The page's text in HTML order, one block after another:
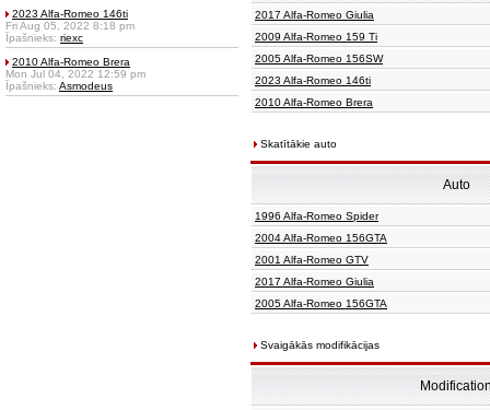
2023 Alfa-Romeo 146ti
Fri Aug 05, 2022 8:18 pm
Īpašnieks: riexc
2010 Alfa-Romeo Brera
Mon Jul 04, 2022 12:59 pm
Īpašnieks: Asmodeus
2017 Alfa-Romeo Giulia
2009 Alfa-Romeo 159 Ti
2005 Alfa-Romeo 156SW
2023 Alfa-Romeo 146ti
2010 Alfa-Romeo Brera
Skatītākie auto
Auto
1996 Alfa-Romeo Spider
2004 Alfa-Romeo 156GTA
2001 Alfa-Romeo GTV
2017 Alfa-Romeo Giulia
2005 Alfa-Romeo 156GTA
Svaigākās modifikācijas